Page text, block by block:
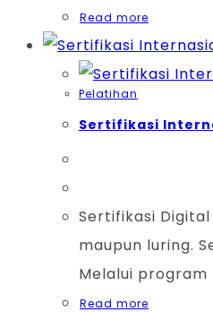
Read more
Pelatihan
Sertifikasi
Sertifikasi
maupun luring.
Melalui program
Read more